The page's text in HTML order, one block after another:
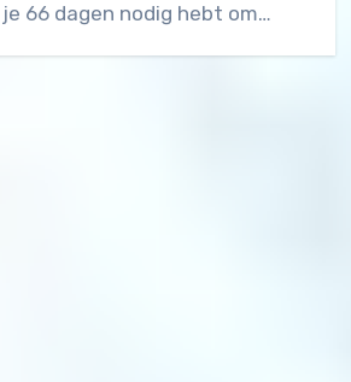
66 dagen nodig hebt om…